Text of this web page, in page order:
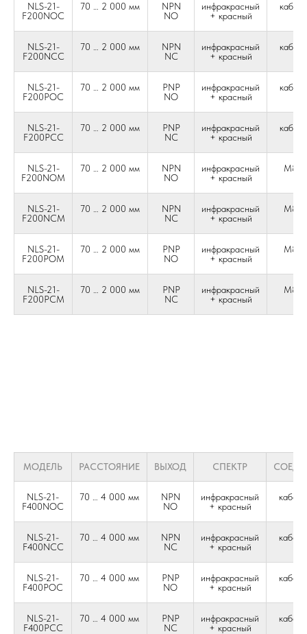
NLS-21-
F200NOC
70 … 2 000 мм
NPN
NO
инфракрасный
+ красный
NLS-21-
F200NCC
70 … 2 000 мм
NPN
NC
инфракрасный
+ красный
NLS-21-
F200POC
70 … 2 000 мм
PNP
NO
инфракрасный
+ красный
NLS-21-
F200PCC
70 … 2 000 мм
PNP
NC
инфракрасный
+ красный
NLS-21-
F200NOM
70 … 2 000 мм
NPN
NO
инфракрасный
+ красный
М8
NLS-21-
F200NCM
70 … 2 000 мм
NPN
NC
инфракрасный
+ красный
М8
NLS-21-
F200POM
70 … 2 000 мм
PNP
NO
инфракрасный
+ красный
М8
NLS-21-
F200PCM
70 … 2 000 мм
PNP
NC
инфракрасный
+ красный
М8
МОДЕЛЬ РАССТОЯНИЕ ВЫХОД СПЕКТР
NLS-21-
F400NOC
70 … 4 000 мм
NPN
NO
инфракрасный
+ красный
NLS-21-
F400NCC
70 … 4 000 мм
NPN
NC
инфракрасный
+ красный
NLS-21-
F400POC
70 … 4 000 мм
PNP
NO
инфракрасный
+ красный
NLS-21-
F400PCC
70 … 4 000 мм
PNP
NC
инфракрасный
+ красный